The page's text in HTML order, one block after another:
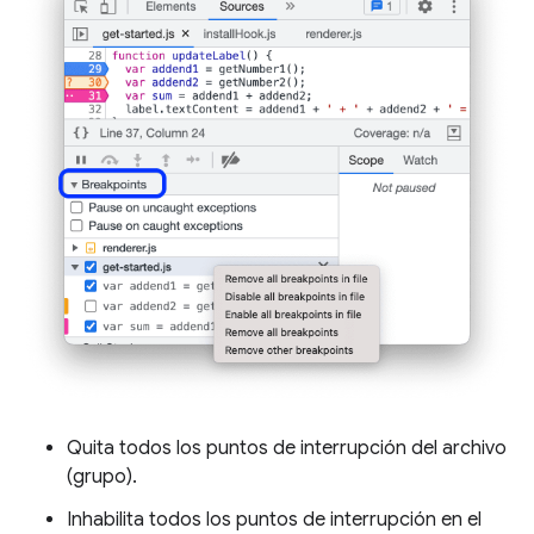
Quita todos los puntos de interrupción del archivo
(grupo).
Inhabilita todos los puntos de interrupción en el